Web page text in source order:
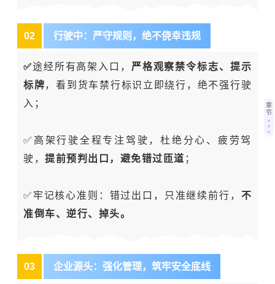
02 行驶中：严守规则，绝不侥幸违规
✅途经所有高架入口， 严格观察禁令标志、提示
标牌，看到货车禁行标识立即绕行，绝不强行驶
入；
✅高架行驶全程专注驾驶，杜绝分心、疲劳驾
驶， 提前预判出口，避免错过匝道 ；
✅牢记核心准则：错过出口，只准继续前行， 不
准倒车、逆行、掉头。
03 企业源头：强化管理，筑牢安全底线
章
节